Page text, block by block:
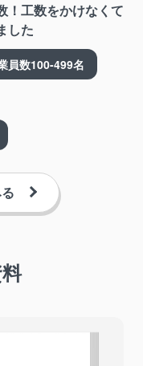
！工数をかけなくて
した
員数100-499名